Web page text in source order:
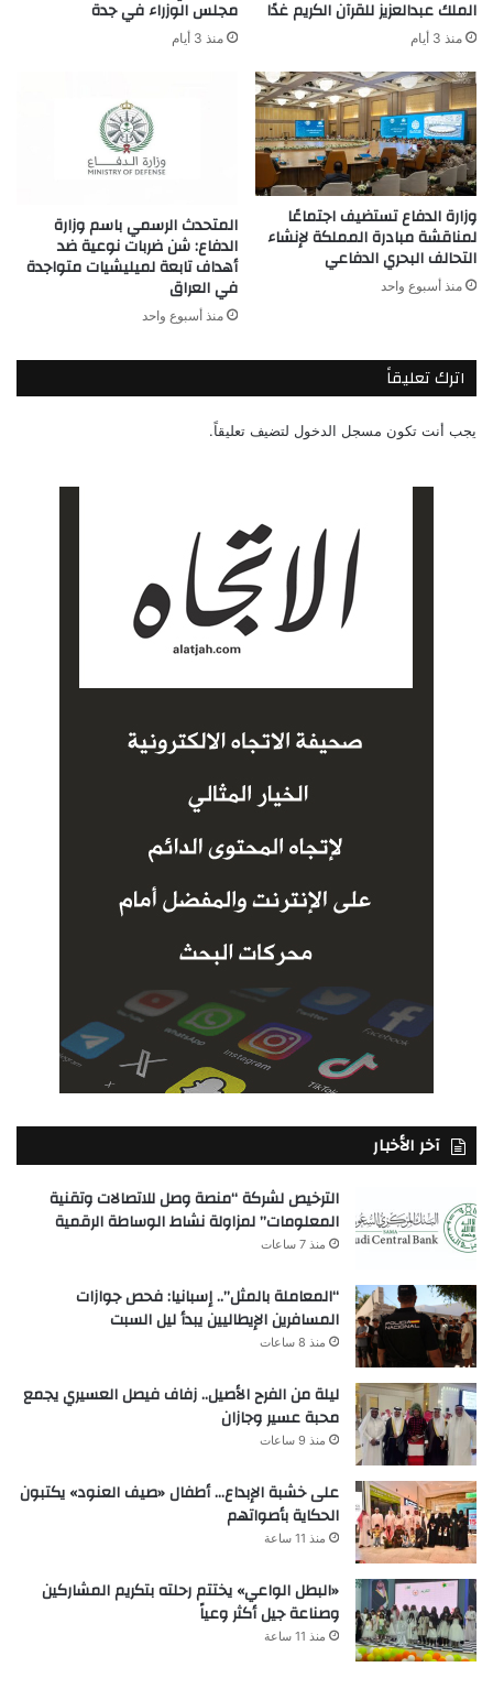
الملك عبدالعزيز للقرآن الكريم غدًا
منذ 3 أيام
مجلس الوزراء في جدة
منذ 3 أيام
وزارة الدفاع تستضيف اجتماعًا
لمناقشة مبادرة المملكة لإنشاء
التحالف البحري الدفاعي
منذ أسبوع واحد
المتحدث الرسمي باسم وزارة
الدفاع: شن ضربات نوعية ضد
أهداف تابعة لميليشيات متواجدة
في العراق
منذ أسبوع واحد
اترك تعليقاً
يجب أنت تكون مسجل الدخول لتضيف تعليقاً.
آخر الأخبار
الترخيص لشركة “منصة وصل للاتصالات وتقنية
المعلومات” لمزاولة نشاط الوساطة الرقمية
منذ 7 ساعات
“المعاملة بالمثل”.. إسبانيا: فحص جوازات
المسافرين الإيطاليين يبدأ ليل السبت
منذ 8 ساعات
ليلة من الفرح الأصيل.. زفاف فيصل العسيري يجمع
محبة عسير وجازان
منذ 9 ساعات
على خشبة الإبداع… أطفال «صيف العنود» يكتبون
الحكاية بأصواتهم
منذ 11 ساعة
«البطل الواعي» يختتم رحلته بتكريم المشاركين
وصناعة جيل أكثر وعياً
منذ 11 ساعة